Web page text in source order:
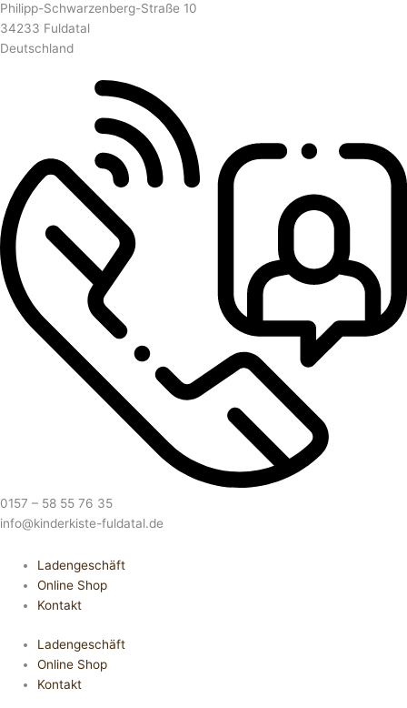
Philipp-Schwarzenberg-Straße 10
34233 Fuldatal
Deutschland
0157 – 58 55 76 35
info@kinderkiste-fuldatal.de
Ladengeschäft
Online Shop
Kontakt
Ladengeschäft
Online Shop
Kontakt